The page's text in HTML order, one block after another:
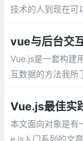
技术的人到现在可
vue与后台交
Vue.js是一套构建
互数据的方法我所
Vue.js最佳实
本文面向对象是有
e.js入门系列的文